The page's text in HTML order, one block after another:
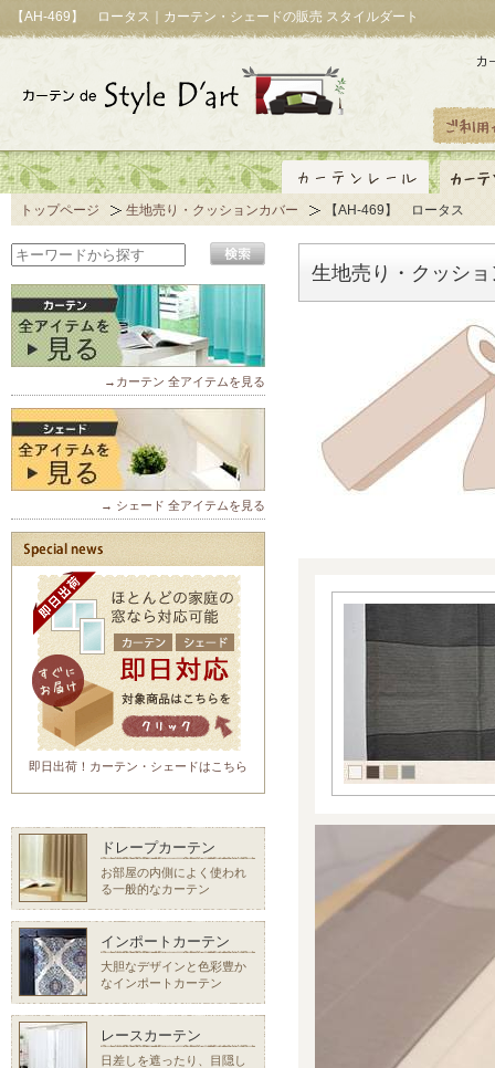
【AH-469】 ロータス｜カーテン・シェードの販売 スタイルダート
トップページ 生地売り・クッションカバー 【AH-469】 ロータス
生地売り・クッシ
→カーテン 全アイテムを見る
→ シェード 全アイテムを見る
即日出荷！カーテン・シェードはこちら
ドレープカーテン
お部屋の内側によく使われ
る一般的なカーテン
インポートカーテン
大胆なデザインと色彩豊か
なインポートカーテン
レースカーテン
日差しを遮ったり、目隠し